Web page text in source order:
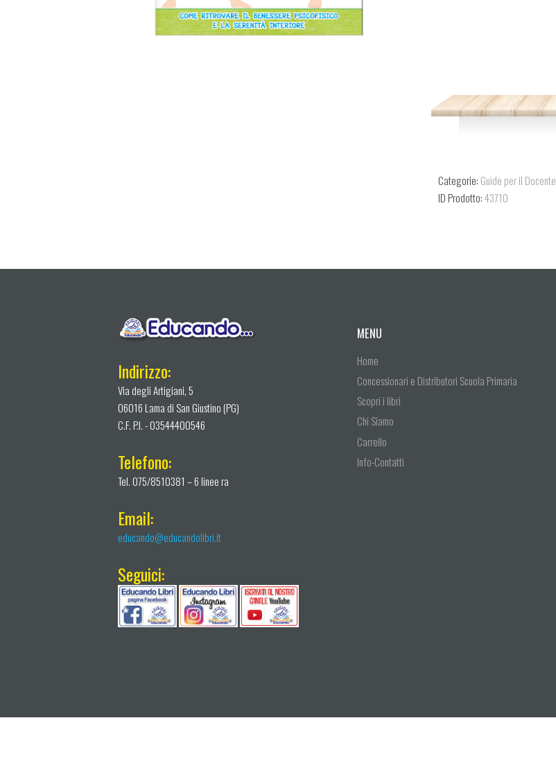
Categorie: Guide per il Docente
ID Prodotto:43710
Indirizzo:
Via degli Artigiani, 5
06016 Lama di San Giustino (PG)
C.F. P.I. - 03544400546
Telefono:
Tel. 075/8510381 – 6 linee ra
Email:
educando@educandolibri.it
Seguici:
MENU
Home
Concessionari e Distributori Scuola Primaria
Scopri i libri
Chi Siamo
Carrello
Info-Contatti